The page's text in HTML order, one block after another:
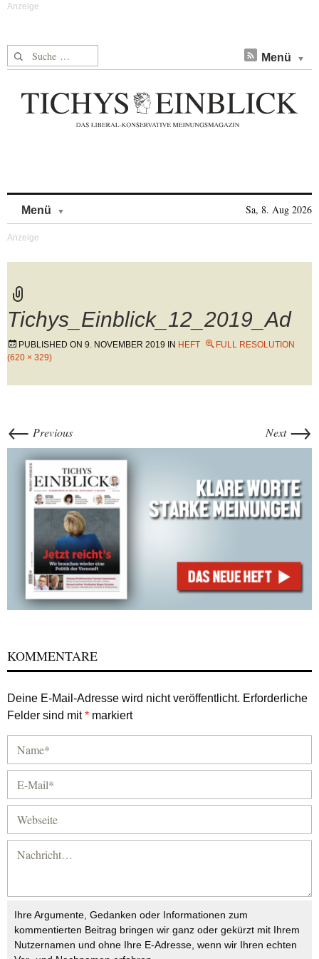
Suche nach: Menü
Menü Sa, 8. Aug 2026
Tichys_Einblick_12_2019_Ad
PUBLISHED ON 9. NOVEMBER 2019 IN HEFT
FULL RESOLUTION
(620 × 329)
← Previous Next →
KOMMENTARE
Deine E-Mail-Adresse wird nicht veröffentlicht. Erforderliche
Felder sind mit* markiert
Ihre Argumente, Gedanken oder Informationen zum
kommentierten Beitrag bringen wir ganz oder gekürzt mit Ihrem
Nutzernamen und ohne Ihre E-Adresse, wenn wir Ihren echten